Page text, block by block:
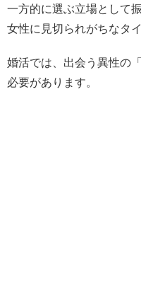
一方的に選ぶ立場として
女性に見切られがちなタイ
婚活では、出会う異性の
必要があります。